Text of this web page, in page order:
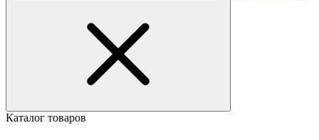
Каталог товаров